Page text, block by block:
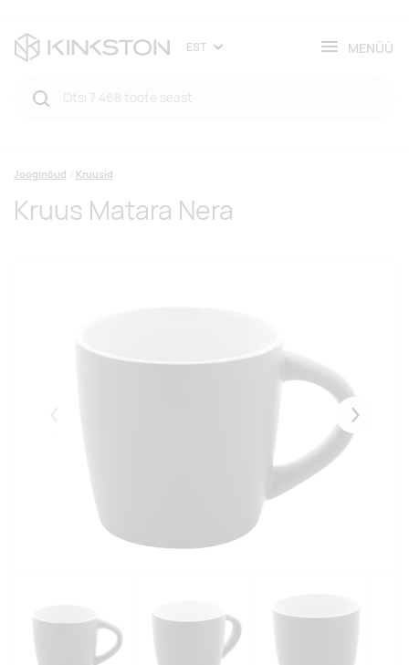
EST MENÜÜ
Jooginõud Kruusid
Kruus Matara Nera